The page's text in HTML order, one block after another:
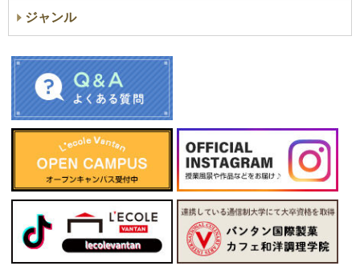
ジャンル